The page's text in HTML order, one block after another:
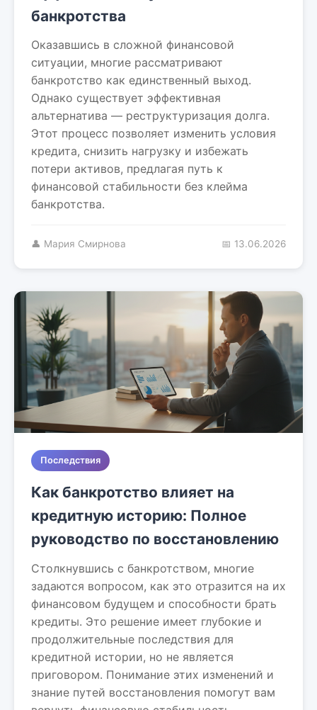
банкротства
Оказавшись в сложной финансовой
ситуации, многие рассматривают
банкротство как единственный выход.
Однако существует эффективная
альтернатива — реструктуризация долга.
Этот процесс позволяет изменить условия
кредита, снизить нагрузку и избежать
потери активов, предлагая путь к
финансовой стабильности без клейма
банкротства.
👤 Мария Смирнова 📅 13.06.2026
Последствия
Как банкротство влияет на
кредитную историю: Полное
руководство по восстановлению
Столкнувшись с банкротством, многие
задаются вопросом, как это отразится на их
финансовом будущем и способности брать
кредиты. Это решение имеет глубокие и
продолжительные последствия для
кредитной истории, но не является
приговором. Понимание этих изменений и
знание путей восстановления помогут вам